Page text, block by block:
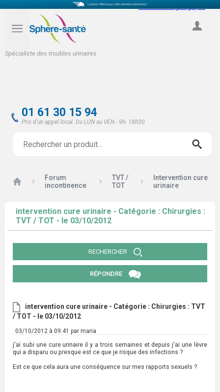
Spécialiste des troubles urinaires
Select Language
01 61 30 15 94
Prix d'un appel local. Du LUN au VEN - 9h- 18h30
Accueil
Forum
incontinence
TVT /
TOT
Intervention cure
urinaire
intervention cure urinaire - Catégorie : Chirurgies :
TVT / TOT - le 03/10/2012
RECHERCHER
RÉPONDRE
intervention cure urinaire - Catégorie : Chirurgies : TVT
/ TOT - le 03/10/2012
03/10/2012 à 09:41 par maria
j'ai subi une cure urinaire il y a trois semaines et depuis j'ai une lèvre
qui a disparu ou presque est ce que je risque des infections ?
Est ce que cela aura une conséquence sur mes rapports sexuels ?